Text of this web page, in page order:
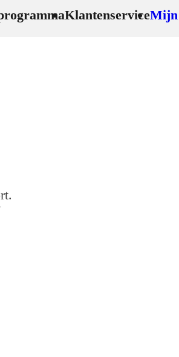
KlantenserviceMijn